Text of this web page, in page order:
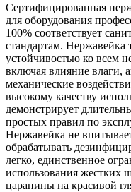
Сертифицированная
для оборудования
100% соответствует
стандартам. Нержавейка
устойчивостью ко всем
включая влияние влаги,
механические
высокому качеству
демонстрирует
простых правил по
Нержавейка не
обрабатывать
легко, единственное
использования жестких
царапины на красивой